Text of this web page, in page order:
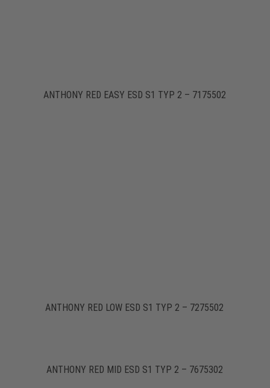
ANTHONY RED EASY ESD S1 TYP 2 – 7175502
ANTHONY RED LOW ESD S1 TYP 2 – 7275502
ANTHONY RED MID ESD S1 TYP 2 – 7675302